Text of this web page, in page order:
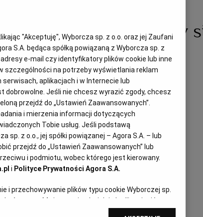
na wielkanocny
dekoracje
06.04.2023
"Akceptuję", Wyborcza sp. z o.o. oraz jej Zaufani
S.A. będąca spółką powiązaną z Wyborcza sp. z
e-mail czy identyfikatory plików cookie lub inne
szczególności na potrzeby wyświetlania reklam
aplikacjach i w Internecie lub
dobrowolne. Jeśli nie chcesz wyrazić zgody, chcesz
przejdź do „Ustawień Zaawansowanych”.
i mierzenia informacji dotyczących
Tobie usług. Jeśli podstawą
z o.o., jej spółki powiązanej – Agora S.A. – lub
przejdź do „Ustawień Zaawansowanych” lub
i podmiotu, wobec którego jest kierowany.
i Polityce Prywatności Agora S.A.
i przechowywanie plików typu cookie Wyborczej sp.
końcowym. Możesz też w każdej chwili zmienić
do zarządzania Twoimi preferencjami dot.